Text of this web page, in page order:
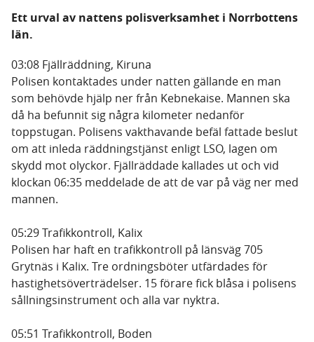
Ett urval av nattens polisverksamhet i Norrbottens
län.
03:08 Fjällräddning, Kiruna
Polisen kontaktades under natten gällande en man
som behövde hjälp ner från Kebnekaise. Mannen ska
då ha befunnit sig några kilometer nedanför
toppstugan. Polisens vakthavande befäl fattade beslut
om att inleda räddningstjänst enligt LSO, lagen om
skydd mot olyckor. Fjällräddade kallades ut och vid
klockan 06:35 meddelade de att de var på väg ner med
mannen.
05:29 Trafikkontroll, Kalix
Polisen har haft en trafikkontroll på länsväg 705
Grytnäs i Kalix. Tre ordningsböter utfärdades för
hastighetsöverträdelser. 15 förare fick blåsa i polisens
sållningsinstrument och alla var nyktra.
05:51 Trafikkontroll, Boden